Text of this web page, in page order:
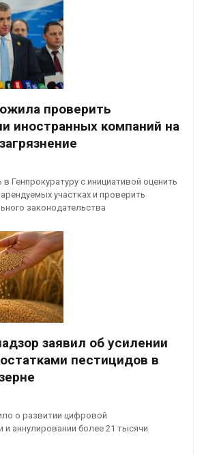
проверить
иностранных компаний на
Генпрокуратуру с инициативой оценить
участках и проверить
законодательства
заявил об усилении
пестицидов в
о развитии цифровой
аннулировании более 21 тысячи